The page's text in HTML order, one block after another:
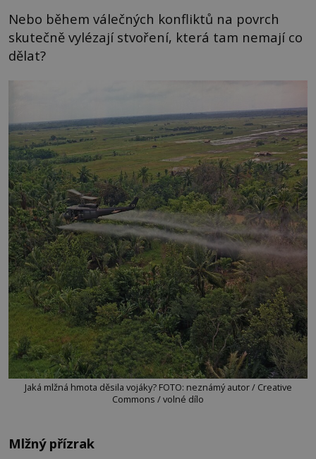
Nebo během válečných konfliktů na povrch
skutečně vylézají stvoření, která tam nemají co
dělat?
Jaká mlžná hmota děsila vojáky? FOTO: neznámý autor / Creative
Commons / volné dílo
Mlžný přízrak